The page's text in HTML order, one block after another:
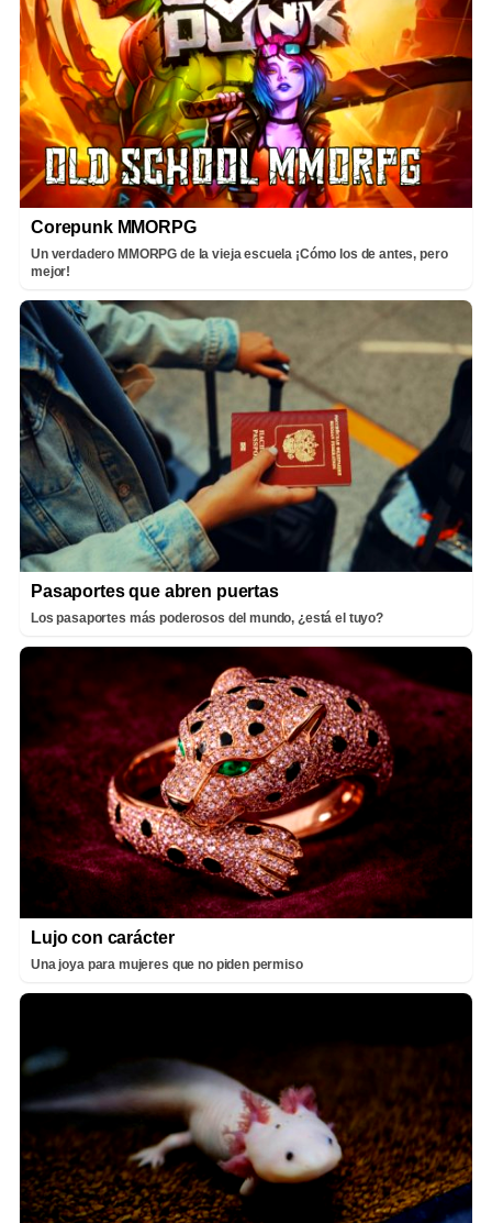
Corepunk MMORPG
Un verdadero MMORPG de la vieja escuela ¡Cómo los de antes, pero
mejor!
Pasaportes que abren puertas
Los pasaportes más poderosos del mundo, ¿está el tuyo?
Lujo con carácter
Una joya para mujeres que no piden permiso